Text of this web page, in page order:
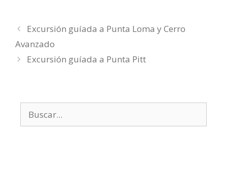
Excursión guíada a Punta Loma y Cerro
Avanzado
Excursión guíada a Punta Pitt